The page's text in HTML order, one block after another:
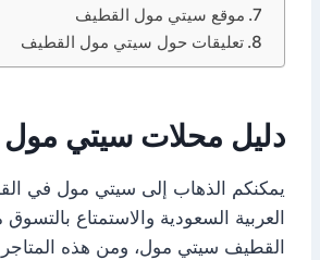
موقع سيتي مول القطيف
تعليقات حول سيتي مول القطيف
دليل محلات سيتي
يمكنكم الذهاب إلى سيتي مول في
العربية السعودية والاستمتاع
القطيف سيتي مول، ومن هذه